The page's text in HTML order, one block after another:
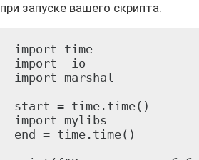
при запуске вашего скрипта.
import time
import _io
import marshal
start = time.time()
import mylibs
end = time.time()